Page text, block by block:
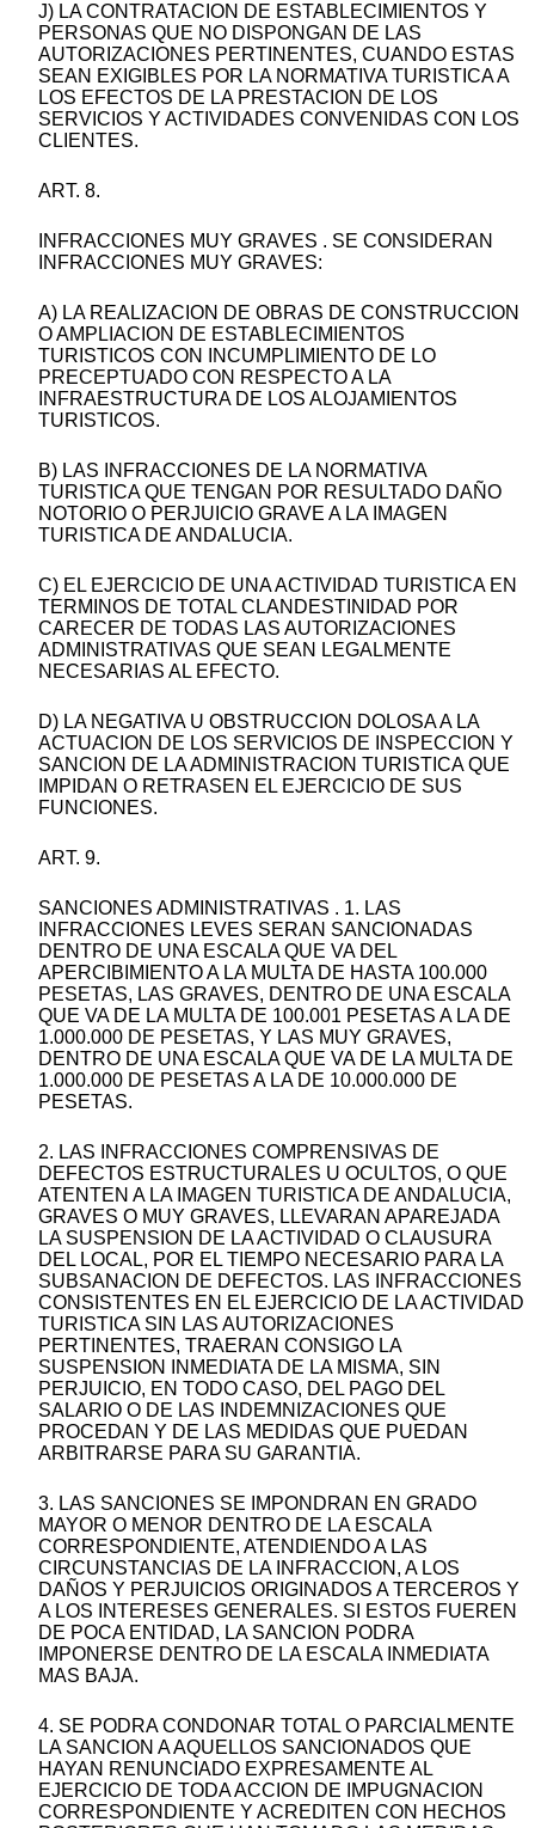
J) LA CONTRATACION DE ESTABLECIMIENTOS Y
PERSONAS QUE NO DISPONGAN DE LAS
AUTORIZACIONES PERTINENTES, CUANDO ESTAS
SEAN EXIGIBLES POR LA NORMATIVA TURISTICA A
LOS EFECTOS DE LA PRESTACION DE LOS
SERVICIOS Y ACTIVIDADES CONVENIDAS CON LOS
CLIENTES.
ART. 8.
INFRACCIONES MUY GRAVES . SE CONSIDERAN
INFRACCIONES MUY GRAVES:
A) LA REALIZACION DE OBRAS DE CONSTRUCCION
O AMPLIACION DE ESTABLECIMIENTOS
TURISTICOS CON INCUMPLIMIENTO DE LO
PRECEPTUADO CON RESPECTO A LA
INFRAESTRUCTURA DE LOS ALOJAMIENTOS
TURISTICOS.
B) LAS INFRACCIONES DE LA NORMATIVA
TURISTICA QUE TENGAN POR RESULTADO DAÑO
NOTORIO O PERJUICIO GRAVE A LA IMAGEN
TURISTICA DE ANDALUCIA.
C) EL EJERCICIO DE UNA ACTIVIDAD TURISTICA EN
TERMINOS DE TOTAL CLANDESTINIDAD POR
CARECER DE TODAS LAS AUTORIZACIONES
ADMINISTRATIVAS QUE SEAN LEGALMENTE
NECESARIAS AL EFECTO.
D) LA NEGATIVA U OBSTRUCCION DOLOSA A LA
ACTUACION DE LOS SERVICIOS DE INSPECCION Y
SANCION DE LA ADMINISTRACION TURISTICA QUE
IMPIDAN O RETRASEN EL EJERCICIO DE SUS
FUNCIONES.
ART. 9.
SANCIONES ADMINISTRATIVAS . 1. LAS
INFRACCIONES LEVES SERAN SANCIONADAS
DENTRO DE UNA ESCALA QUE VA DEL
APERCIBIMIENTO A LA MULTA DE HASTA 100.000
PESETAS, LAS GRAVES, DENTRO DE UNA ESCALA
QUE VA DE LA MULTA DE 100.001 PESETAS A LA DE
1.000.000 DE PESETAS, Y LAS MUY GRAVES,
DENTRO DE UNA ESCALA QUE VA DE LA MULTA DE
1.000.000 DE PESETAS A LA DE 10.000.000 DE
PESETAS.
2. LAS INFRACCIONES COMPRENSIVAS DE
DEFECTOS ESTRUCTURALES U OCULTOS, O QUE
ATENTEN A LA IMAGEN TURISTICA DE ANDALUCIA,
GRAVES O MUY GRAVES, LLEVARAN APAREJADA
LA SUSPENSION DE LA ACTIVIDAD O CLAUSURA
DEL LOCAL, POR EL TIEMPO NECESARIO PARA LA
SUBSANACION DE DEFECTOS. LAS INFRACCIONES
CONSISTENTES EN EL EJERCICIO DE LA ACTIVIDAD
TURISTICA SIN LAS AUTORIZACIONES
PERTINENTES, TRAERAN CONSIGO LA
SUSPENSION INMEDIATA DE LA MISMA, SIN
PERJUICIO, EN TODO CASO, DEL PAGO DEL
SALARIO O DE LAS INDEMNIZACIONES QUE
PROCEDAN Y DE LAS MEDIDAS QUE PUEDAN
ARBITRARSE PARA SU GARANTIA.
3. LAS SANCIONES SE IMPONDRAN EN GRADO
MAYOR O MENOR DENTRO DE LA ESCALA
CORRESPONDIENTE, ATENDIENDO A LAS
CIRCUNSTANCIAS DE LA INFRACCION, A LOS
DAÑOS Y PERJUICIOS ORIGINADOS A TERCEROS Y
A LOS INTERESES GENERALES. SI ESTOS FUEREN
DE POCA ENTIDAD, LA SANCION PODRA
IMPONERSE DENTRO DE LA ESCALA INMEDIATA
MAS BAJA.
4. SE PODRA CONDONAR TOTAL O PARCIALMENTE
LA SANCION A AQUELLOS SANCIONADOS QUE
HAYAN RENUNCIADO EXPRESAMENTE AL
EJERCICIO DE TODA ACCION DE IMPUGNACION
CORRESPONDIENTE Y ACREDITEN CON HECHOS